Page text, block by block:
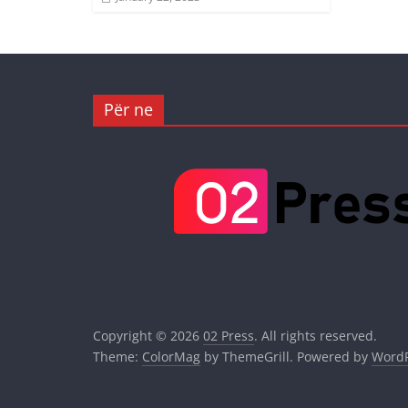
Për ne
Copyright © 2026 02 Press. All rights reserved.
Theme: ColorMag by ThemeGrill. Powered by